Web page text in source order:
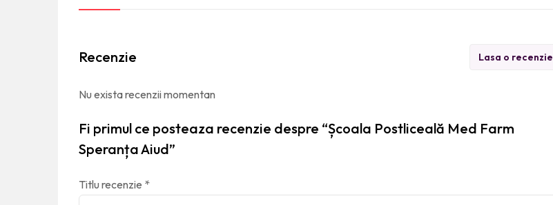
Recenzie Lasa o recenzie
Nu exista recenzii momentan
Fi primul ce posteaza recenzie despre “Școala Postliceală Med Farm
Speranța Aiud”
Titlu recenzie *